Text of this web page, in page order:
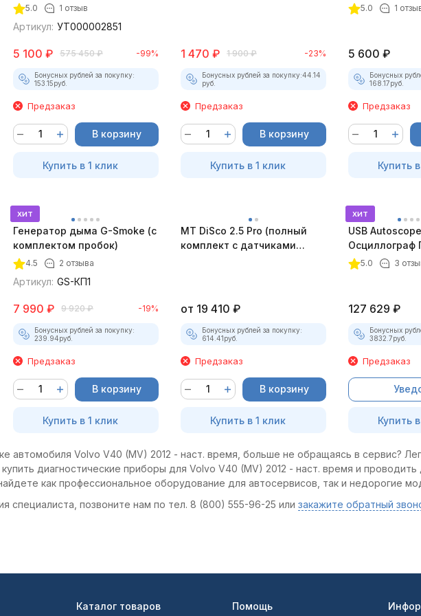
5.0 1 отзыв
Артикул: УТ000002851
5 100 ₽ 575 450 ₽ -99%
Бонусных рублей за покупку:
153.15руб.
Предзаказ
В корзину
Купить в 1 клик
1 470 ₽ 1 900 ₽ -23%
Бонусных рублей за покупку:44.14
руб.
Предзаказ
В корзину
Купить в 1 клик
5.0 1
5 600 ₽
Бонусных
168.17руб.
Предзаказ
Купить
хит
Генератор дыма G-Smoke (c
комплектом пробок)
4.5 2 отзыва
Артикул: GS-КП1
7 990 ₽ 9 920 ₽ -19%
Бонусных рублей за покупку:
239.94руб.
Предзаказ
В корзину
Купить в 1 клик
MT DiSco 2.5 Pro (полный
комплект с датчиками
от 19 410 ₽
Бонусных рублей за покупку:
614.41руб.
Предзаказ
В корзину
Купить в 1 клик
хит
USB
Осциллограф
4 (полный
5.0 3
127 629 ₽
Бонусных
3832.7руб.
Предзаказ
Купить
автомобиля Volvo V40 (MV) 2012 - наст. время, больше не обращаясь в сервис?
купить диагностические приборы для Volvo V40 (MV) 2012 - наст. время и проводить
как профессиональное оборудование для автосервисов, так и недорогие
специалиста, позвоните нам по тел. 8 (800) 555-96-25 или закажите обратный
Каталог товаров Помощь